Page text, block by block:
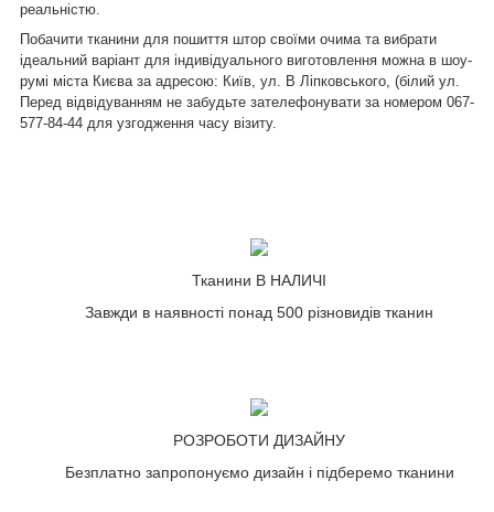
реальністю.
Побачити тканини для пошиття штор своїми очима та вибрати
ідеальний варіант для індивідуального виготовлення можна в шоу-
румі міста Києва за адресою: Київ, ул. В Ліпковського, (білий ул.
Перед відвідуванням не забудьте зателефонувати за номером 067-
577-84-44 для узгодження часу візиту.
Тканини В НАЛИЧІ
Завжди в наявності понад 500 різновидів тканин
РОЗРОБОТИ ДИЗАЙНУ
Безплатно запропонуємо дизайн і підберемо тканини